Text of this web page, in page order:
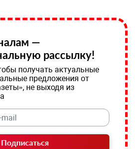
—
рассылку!
получать актуальные
предложения от
не выходя из
Подписаться